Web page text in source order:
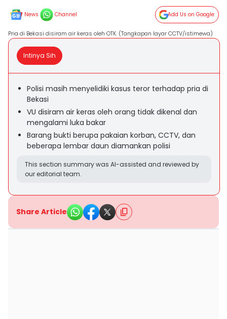
News Channel Add Us on Google
Pria di Bekasi disiram air keras oleh OTK. (Tangkapan layar CCTV/istimewa)
Intinya Sih
Polisi masih menyelidiki kasus teror terhadap pria di
Bekasi
VU disiram air keras oleh orang tidak dikenal dan
mengalami luka bakar
Barang bukti berupa pakaian korban, CCTV, dan
beberapa lembar daun diamankan polisi
This section summary was AI-assisted and reviewed by
our editorial team.
Share Article